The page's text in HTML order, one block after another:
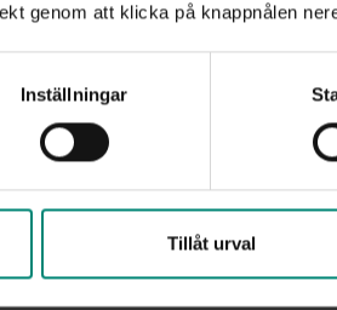
genom att klicka på knappnålen
Inställningar
Tillåt urval